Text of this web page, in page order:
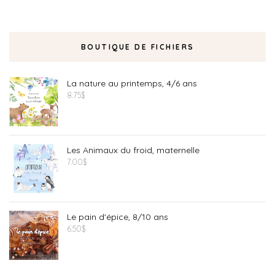
BOUTIQUE DE FICHIERS
La nature au printemps, 4/6 ans
8.75$
Les Animaux du froid, maternelle
7.00$
Le pain d'épice, 8/10 ans
6.50$